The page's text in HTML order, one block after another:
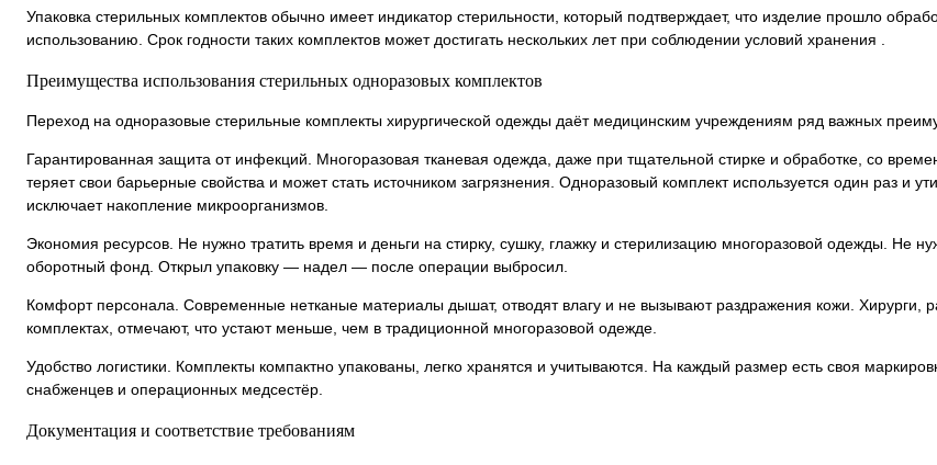
Упаковка стерильных комплектов обычно имеет индикатор стерильности, который подтверждает, что изделие прошло
использованию. Срок годности таких комплектов может достигать нескольких лет при соблюдении условий хранения .
Преимущества использования стерильных одноразовых комплектов
Переход на одноразовые стерильные комплекты хирургической одежды даёт медицинским учреждениям ряд важных
Гарантированная защита от инфекций. Многоразовая тканевая одежда, даже при тщательной стирке и обработке, со
теряет свои барьерные свойства и может стать источником загрязнения. Одноразовый комплект используется один раз и
исключает накопление микроорганизмов.
Экономия ресурсов. Не нужно тратить время и деньги на стирку, сушку, глажку и стерилизацию многоразовой одежды. Не
оборотный фонд. Открыл упаковку — надел — после операции выбросил.
Комфорт персонала. Современные нетканые материалы дышат, отводят влагу и не вызывают раздражения кожи. Хирурги,
комплектах, отмечают, что устают меньше, чем в традиционной многоразовой одежде.
Удобство логистики. Комплекты компактно упакованы, легко хранятся и учитываются. На каждый размер есть своя
снабженцев и операционных медсестёр.
Документация и соответствие требованиям